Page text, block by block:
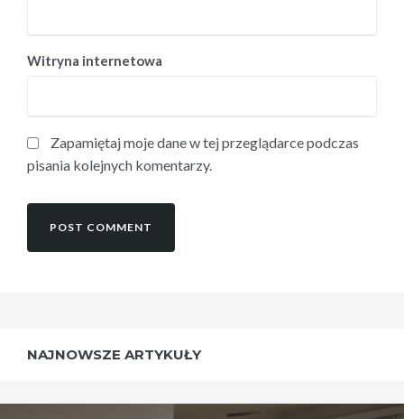
Witryna internetowa
Zapamiętaj moje dane w tej przeglądarce podczas
pisania kolejnych komentarzy.
NAJNOWSZE ARTYKUŁY